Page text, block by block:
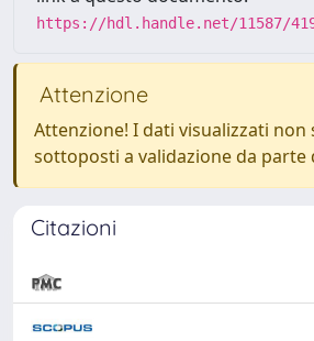
https://hdl.handle.net/11587/
Attenzione
Attenzione! I dati visualizzati non
sottoposti a validazione da parte
Citazioni